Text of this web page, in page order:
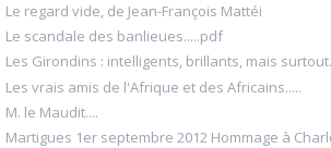
Le regard vide, de Jean-François Mattéi
Le scandale des banlieues.....pdf
Les Girondins : intelligents, brillants, mais
Les vrais amis de l'Afrique et des Africains.....
M. le Maudit....
Martigues 1er septembre 2012 Hommage à